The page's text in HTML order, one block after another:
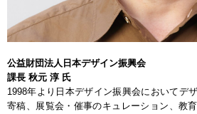
公益財団法人日本デザイン振興会
課長 秋元 淳 氏
1998年より日本デザイン振興会においてデ
寄稿、展覧会・催事のキュレーション、教